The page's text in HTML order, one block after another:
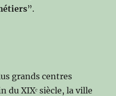
”.
grands centres
du XIXᵉ siècle, la ville